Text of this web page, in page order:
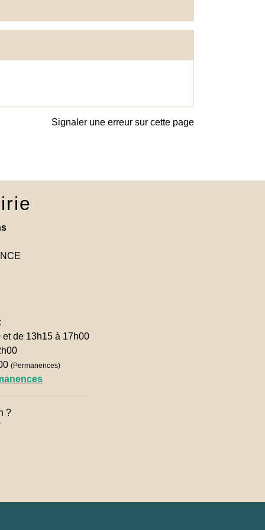
Signaler une erreur sur cette page
et de 13h15 à 17h00
(Permanences)
?